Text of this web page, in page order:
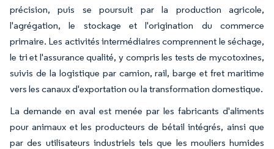
précision, puis se poursuit par la production agricole,
l'agrégation, le stockage et l'origination du commerce
primaire. Les activités intermédiaires comprennent le séchage,
le tri et l'assurance qualité, y compris les tests de mycotoxines,
suivis de la logistique par camion, rail, barge et fret maritime
vers les canaux d'exportation ou la transformation domestique.
La demande en aval est menée par les fabricants d'aliments
pour animaux et les producteurs de bétail intégrés, ainsi que
par des utilisateurs industriels tels que les mouliers humides